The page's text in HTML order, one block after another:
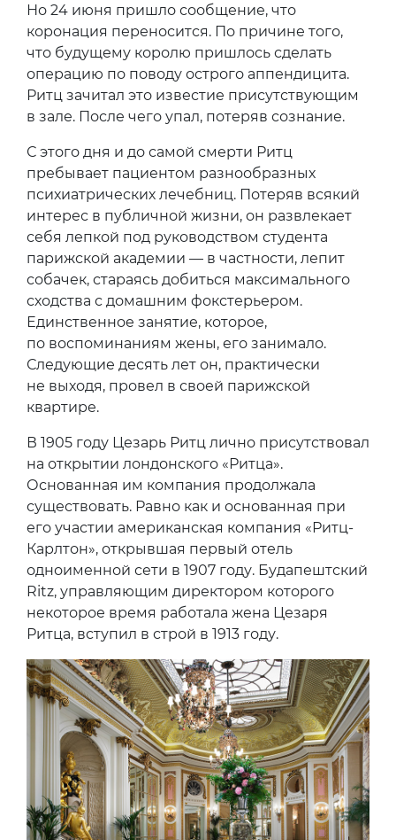
Но 24 июня пришло сообщение, что
коронация переносится. По причине того,
что будущему королю пришлось сделать
операцию по поводу острого аппендицита.
Ритц зачитал это известие присутствующим
в зале. После чего упал, потеряв сознание.
С этого дня и до самой смерти Ритц
пребывает пациентом разнообразных
психиатрических лечебниц. Потеряв всякий
интерес в публичной жизни, он развлекает
себя лепкой под руководством студента
парижской академии — в частности, лепит
собачек, стараясь добиться максимального
сходства с домашним фокстерьером.
Единственное занятие, которое,
по воспоминаниям жены, его занимало.
Следующие десять лет он, практически
не выходя, провел в своей парижской
квартире.
В 1905 году Цезарь Ритц лично присутствовал
на открытии лондонского «Ритца».
Основанная им компания продолжала
существовать. Равно как и основанная при
его участии американская компания «Ритц-
Карлтон», открывшая первый отель
одноименной сети в 1907 году. Будапештский
Ritz, управляющим директором которого
некоторое время работала жена Цезаря
Ритца, вступил в строй в 1913 году.